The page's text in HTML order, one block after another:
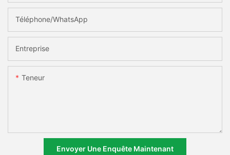
Téléphone/WhatsApp
Entreprise
Teneur
Envoyer Une Enquête Maintenant